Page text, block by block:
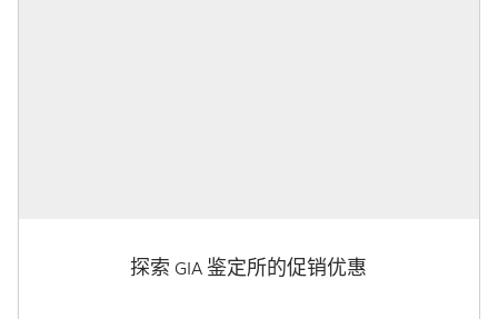
探索 GIA 鉴定所的促销优惠